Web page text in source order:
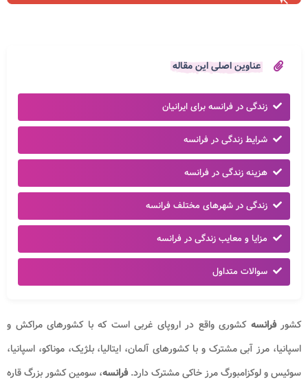
عناوین اصلی این مقاله
زندگی در فرانسه برای ایرانیان
شرایط زندگی در فرانسه
هزینه زندگی در فرانسه
زندگی در شهرهای مختلف فرانسه
مزایا و معایب زندگی در فرانسه
سوالات متداول
کشورفرانسهکشوری واقع در اروپای غربی است که با کشورهای مراکش و
اسپانیا، مرز آبی مشترک و با کشورهای آلمان، ایتالیا، بلژیک، موناکو، اسپانیا،
سوئیس و لوکزامبورگ مرز خاکی مشترک دارد.فرانسه، سومین کشور بزرگ قاره